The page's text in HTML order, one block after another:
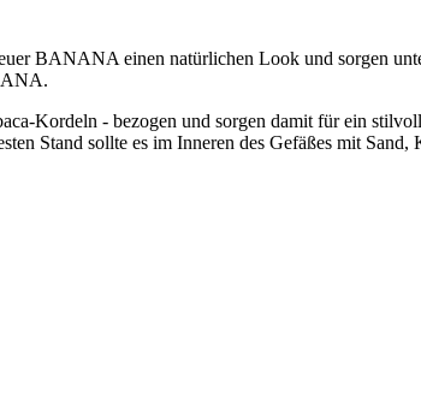
BANANA einen natürlichen Look und sorgen
Kordeln - bezogen und sorgen damit für ein
Stand sollte es im Inneren des Gefäßes mit Sand,